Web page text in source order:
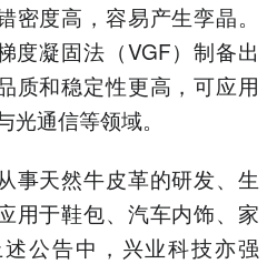
度高，容易产生孪晶。
度凝固法（VGF）制备出
质和稳定性更高，可应用
通信等领域。
事天然牛皮革的研发、生
用于鞋包、汽车内饰、家
公告中，兴业科技亦强